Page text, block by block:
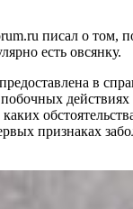
писал о том,
есть овсянку.
в
признаках